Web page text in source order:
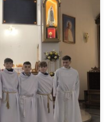
9.00 w parafii Bł. Karoliny
kilku tygodniowym
i
czasie liturgii będą
dla chłopców i ich